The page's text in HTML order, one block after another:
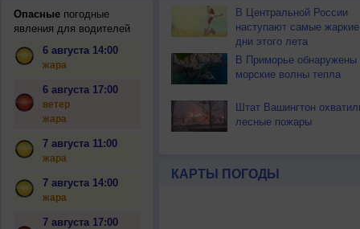
Опасныепогодные
явления для водителей
6 августа 14:00
жара
6 августа 17:00
ветер
жара
7 августа 11:00
жара
7 августа 14:00
жара
7 августа 17:00
В Центральной России
наступают самые жаркие
дни этого лета
В Приморье обнаружены
морские волны тепла
Штат Вашингтон
лесные пожары
КАРТЫ ПОГОДЫ